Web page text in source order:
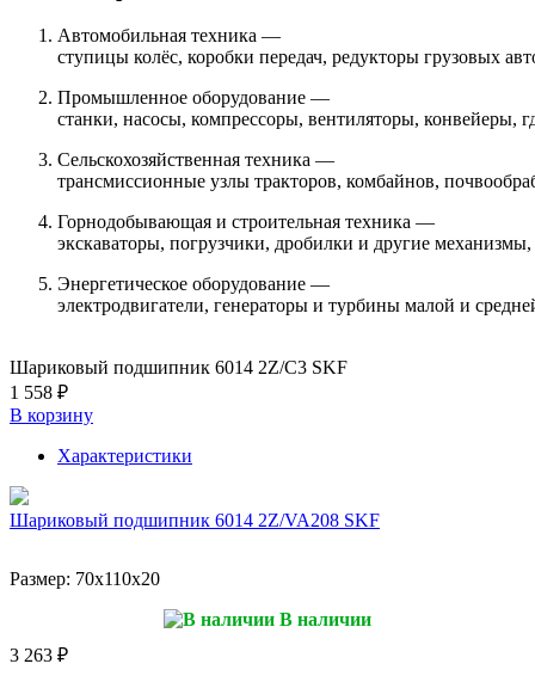
Автомобильная техника —
ступицы колёс, коробки передач, редукторы грузовых
Промышленное оборудование —
станки, насосы, компрессоры, вентиляторы, конвейеры,
Сельскохозяйственная техника —
трансмиссионные узлы тракторов, комбайнов,
Горнодобывающая и строительная техника —
экскаваторы, погрузчики, дробилки и другие
Энергетическое оборудование —
электродвигатели, генераторы и турбины малой и
Шариковый подшипник 6014 2Z/C3 SKF
1 558 ₽
В корзину
Характеристики
Шариковый подшипник 6014 2Z/VA208 SKF
Размер: 70x110x20
В наличии
3 263 ₽